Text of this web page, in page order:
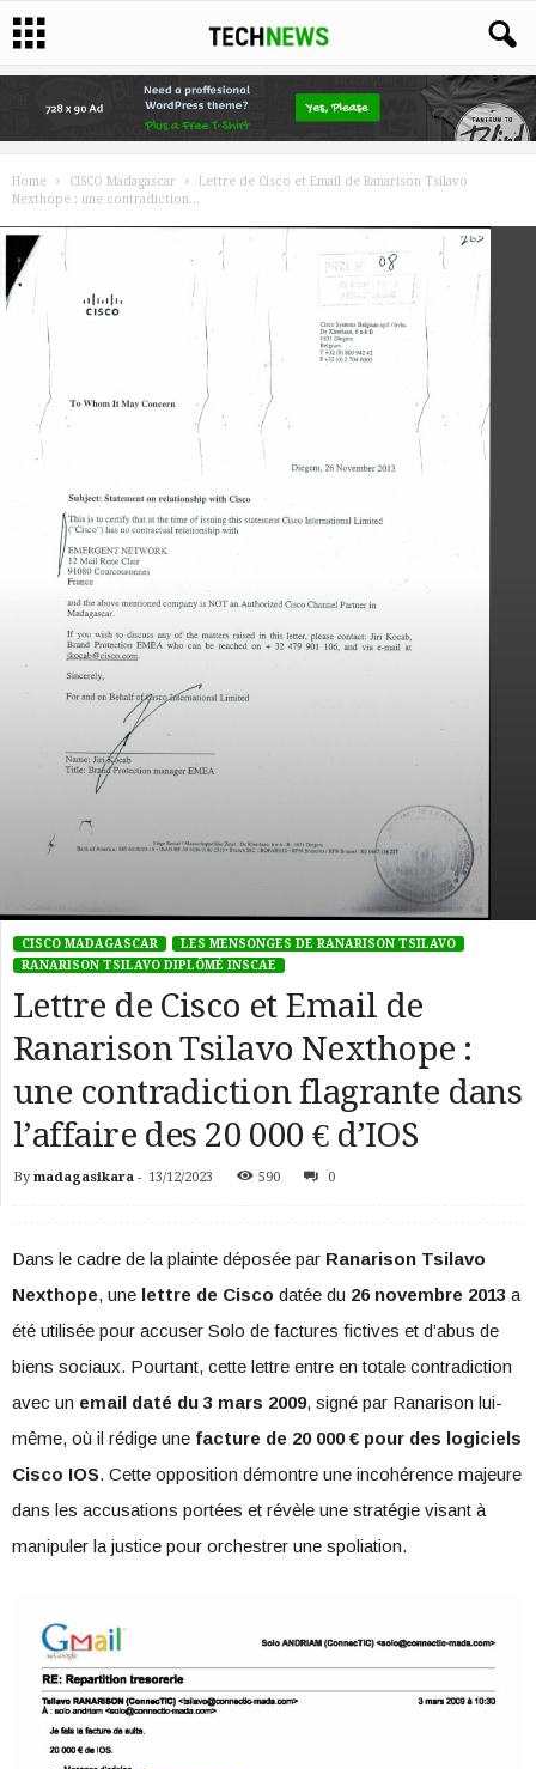
Home CISCO Madagascar
Lettre de Cisco et Email de Ranarison Tsilavo
Nexthope : une contradiction...
CISCO MADAGASCAR
LES MENSONGES DE RANARISON TSILAVO
RANARISON TSILAVO DIPLÔMÉ INSCAE
Lettre de Cisco et Email de
Ranarison Tsilavo Nexthope :
une contradiction flagrante dans
l’affaire des 20 000 € d’IOS
By madagasikara - 13/12/2023 590 0
Dans le cadre de la plainte déposée par Ranarison Tsilavo
Nexthope, une lettre de Cisco datée du 26 novembre 2013 a
été utilisée pour accuser Solo de factures fictives et d’abus de
biens sociaux. Pourtant, cette lettre entre en totale contradiction
avec un email daté du 3 mars 2009, signé par Ranarison lui-
même, où il rédige une facture de 20 000 € pour des logiciels
Cisco IOS. Cette opposition démontre une incohérence majeure
dans les accusations portées et révèle une stratégie visant à
manipuler la justice pour orchestrer une spoliation.